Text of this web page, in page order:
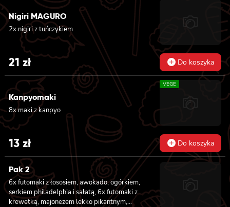
Nigiri MAGURO
2x nigiri z tuńczykiem
21 zł Do koszyka
Kanpyomaki
8x maki z kanpyo
VEGE
13 zł Do koszyka
Pak 2
6x futomaki z łososiem, awokado, ogórkiem,
serkiem philadelphia i sałatą, 6x futomaki z
krewetką, majonezem lekko pikantnym,